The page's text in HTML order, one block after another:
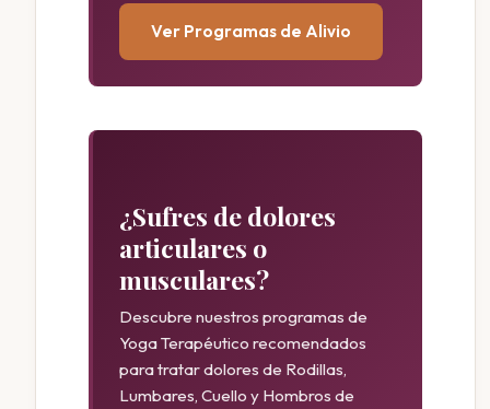
Ver Programas de Alivio
¿Sufres de dolores
articulares o
musculares?
Descubre nuestros programas de
Yoga Terapéutico recomendados
para tratar dolores de Rodillas,
Lumbares, Cuello y Hombros de